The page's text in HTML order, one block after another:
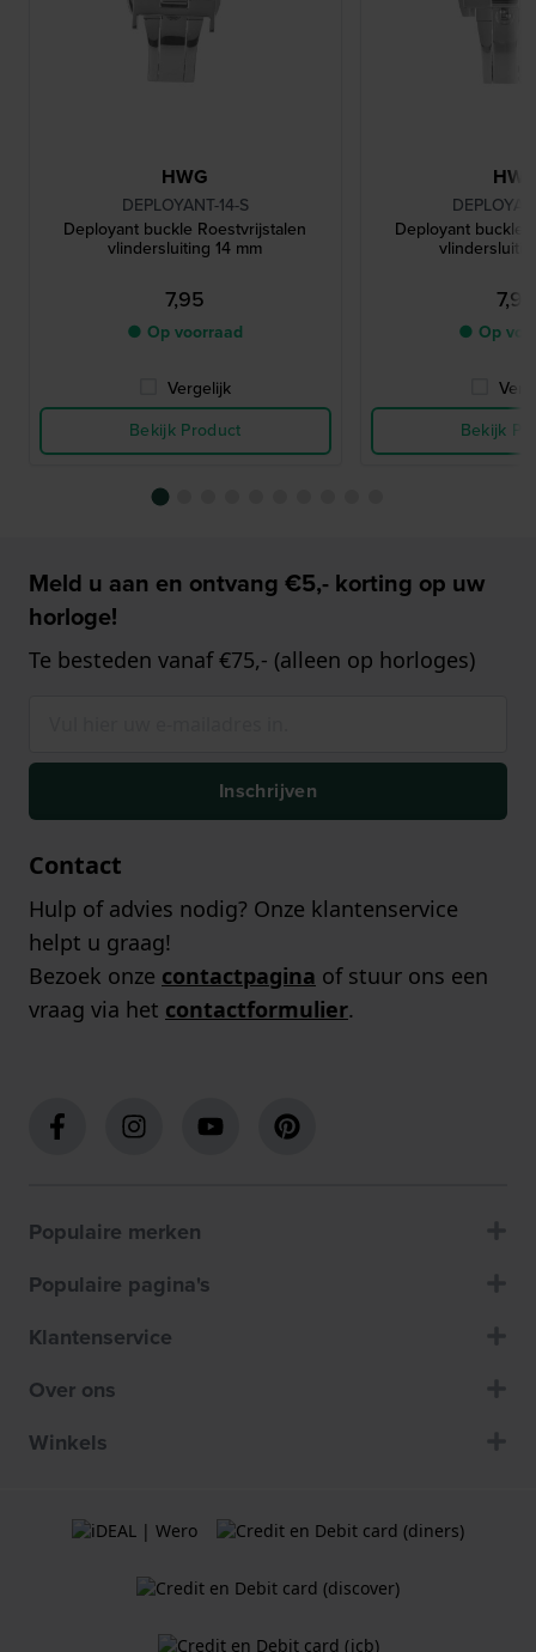
HWG
DEPLOYANT-14-S
Deployant buckle Roestvrijstalen
vlindersluiting 14 mm
7,95
● Op voorraad
Vergelijk
Bekijk Product
Deployant buckle
7,95
● Op
Bekijk
Meld u aan en ontvang €5,- korting op uw
horloge!
Te besteden vanaf €75,- (alleen op horloges)
Inschrijven
Contact
Hulp of advies nodig? Onze klantenservice
helpt u graag!
Bezoek onze contactpagina of stuur ons een
vraag via het contactformulier.
Populaire merken
Populaire pagina's
Klantenservice
Over ons
Winkels